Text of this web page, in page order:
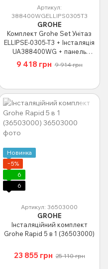
Артикул:
388400WGELLIPS0305T3
GROHE
Комплект Grohe Set Унітаз
ELLIPSE-0305-T3 + Інсталяція
UA388400WG + панель
38732000
(388400WGELLIPS0305T3)
9 418 грн 9 914 грн
Новинка
−5%
6
6
Артикул: 36503000
GROHE
Інсталяційний комплект
Grohe Rapid 5 в 1 (36503000)
23 855 грн 25 110 грн